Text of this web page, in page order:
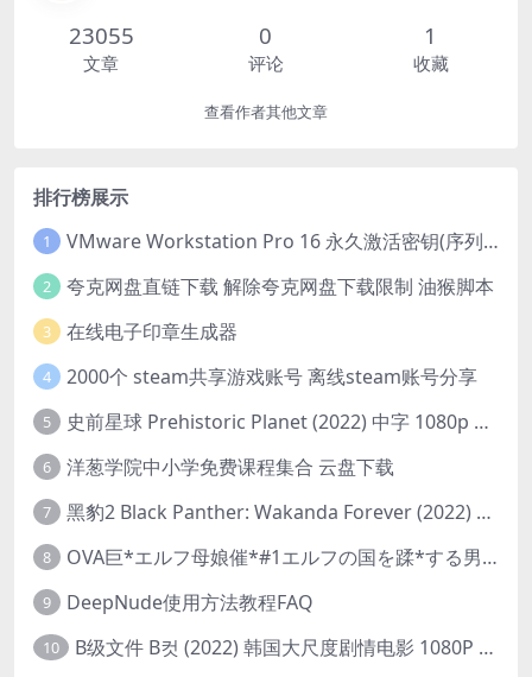
23055
文章
0
评论
1
收藏
查看作者其他文章
排行榜展示
1 VMware Workstation Pro 16 永久激活密钥(序列号)
2 夸克网盘直链下载 解除夸克网盘下载限制 油猴脚本
3 在线电子印章生成器
4 2000个 steam共享游戏账号 离线steam账号分享
5 史前星球 Prehistoric Planet (2022) 中字 1080p 高清 阿里云盘 2022.5.27已更新全集
6 洋葱学院中小学免费课程集合 云盘下载
7 黑豹2 Black Panther: Wakanda Forever (2022) 高清版
8 OVA巨*エルフ母娘催*#1エルフの国を蹂*する男。汚された女王と姫
9 DeepNude使用方法教程FAQ
10 B级文件 B컷 (2022) 韩国大尺度剧情电影 1080P 中字